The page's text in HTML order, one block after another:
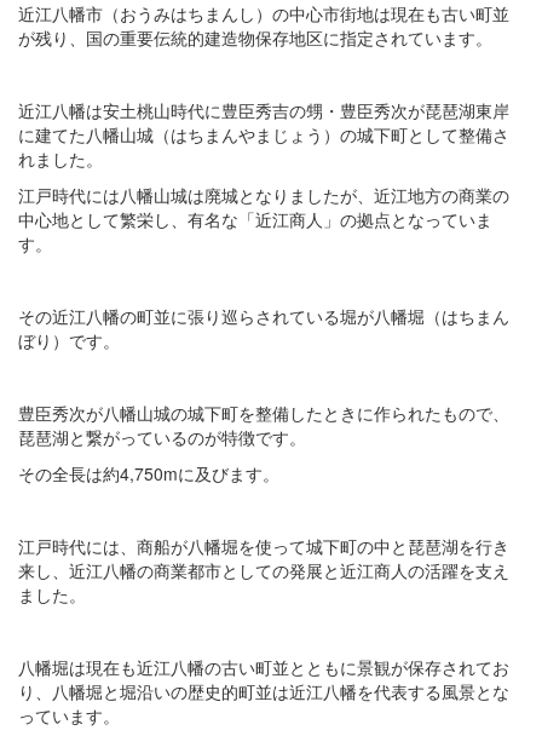
近江八幡市（おうみはちまんし）の中心市街地は現在も古い町並
が残り、国の重要伝統的建造物保存地区に指定されています。
近江八幡は安土桃山時代に豊臣秀吉の甥・豊臣秀次が琵琶湖東岸
に建てた八幡山城（はちまんやまじょう）の城下町として整備さ
れました。
江戸時代には八幡山城は廃城となりましたが、近江地方の商業の
中心地として繁栄し、有名な「近江商人」の拠点となっていま
す。
その近江八幡の町並に張り巡らされている堀が八幡堀（はちまん
ぼり）です。
豊臣秀次が八幡山城の城下町を整備したときに作られたもので、
琵琶湖と繋がっているのが特徴です。
その全長は約4,750mに及びます。
江戸時代には、商船が八幡堀を使って城下町の中と琵琶湖を行き
来し、近江八幡の商業都市としての発展と近江商人の活躍を支え
ました。
八幡堀は現在も近江八幡の古い町並とともに景観が保存されてお
り、八幡堀と堀沿いの歴史的町並は近江八幡を代表する風景とな
っています。